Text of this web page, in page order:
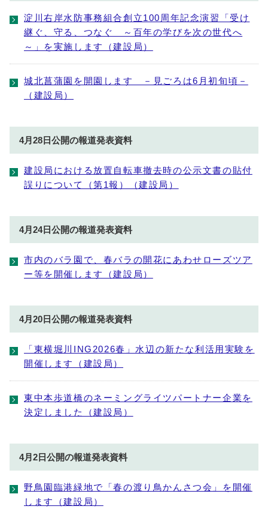
淀川右岸水防事務組合創立100周年記念演習「受け
継ぐ、守る、つなぐ ～百年の学びを次の世代へ
～」を実施します（建設局）
城北菖蒲園を開園します －見ごろは6月初旬頃－
（建設局）
4月28日公開の報道発表資料
建設局における放置自転車撤去時の公示文書の貼付
誤りについて（第1報）（建設局）
4月24日公開の報道発表資料
市内のバラ園で、春バラの開花にあわせローズツア
ー等を開催します（建設局）
4月20日公開の報道発表資料
「東横堀川ING2026春」水辺の新たな利活用実験を
開催します（建設局）
東中本歩道橋のネーミングライツパートナー企業を
決定しました（建設局）
4月2日公開の報道発表資料
野鳥園臨港緑地で「春の渡り鳥かんさつ会」を開催
します（建設局）